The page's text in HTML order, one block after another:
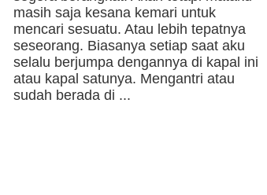
masih saja kesana kemari untuk
mencari sesuatu. Atau lebih tepatnya
seseorang. Biasanya setiap saat aku
selalu berjumpa dengannya di kapal ini
atau kapal satunya. Mengantri atau
sudah berada di ...